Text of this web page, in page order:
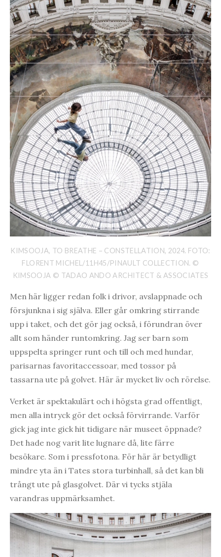
KIMSOOJA, TO BREATHE – CONSTELLATION, 2024. FOTO:
FLORENT MICHEL/11H45/PINAULT COLLECTION. ©
KIMSOOJA © TADAO ANDO ARCHITECT & ASSOCIATES
Men här ligger redan folk i drivor, avslappnade och
försjunkna i sig själva. Eller går omkring stirrande
upp i taket, och det gör jag också, i förundran över
allt som händer runtomkring. Jag ser barn som
uppspelta springer runt och till och med hundar,
parisarnas favoritaccessoar, med tossor på
tassarna ute på golvet. Här är mycket liv och rörelse.
Verket är spektakulärt och i högsta grad offentligt,
men alla intryck gör det också förvirrande. Varför
gick jag inte gick hit tidigare när museet öppnade?
Det hade nog varit lite lugnare då, lite färre
besökare. Som i pressfotona. För här är betydligt
mindre yta än i Tates stora turbinhall, så det kan bli
trångt ute på glasgolvet. Där vi tycks stjäla
varandras uppmärksamhet.